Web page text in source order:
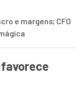
e margens; CFO